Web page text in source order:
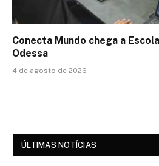
Conecta Mundo chega a
Odessa
4 de agosto de 2026
ÚLTIMAS NOTÍCIAS